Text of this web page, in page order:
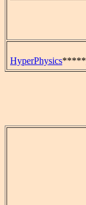
HyperPhysics*****